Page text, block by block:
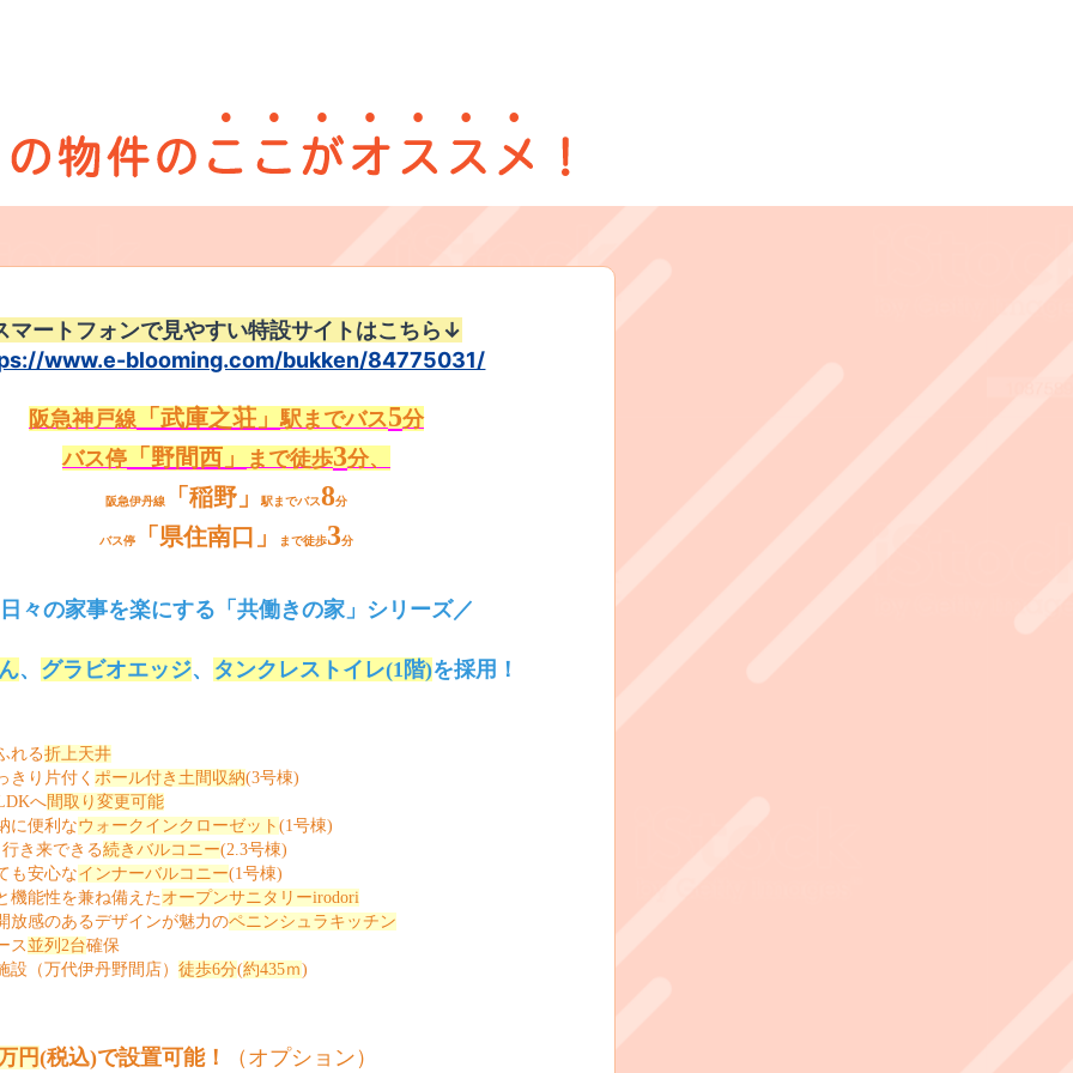
マートフォンで見やすい特設サイトはこちら↓
www.e-blooming.com/bukken/84775031/
阪急神戸線 「武庫之荘」 駅までバス5分
バス停「野間西」 まで徒歩3分、
阪急伊丹線「稲野」 駅までバス8分
バス停「県住南口」 まで徒歩3分
々の家事を楽にする「共働きの家」シリーズ／
、 グラビオエッジ、 タンクレストイレ(1階)を採用！
れる折上天井
きり片付く ポール付き土間収納(3号棟)
へ間取り変更可能
に便利なウォークインクローゼット (1号棟)
き来できる続きバルコニー(2.3号棟)
も安心なインナーバルコニー(1号棟)
機能性を兼ね備えたオープンサニタリーirodori
放感のあるデザインが魅力のペニンシュラキッチン
ス 並列 2台確保
設（万代伊丹野間店） 徒歩6分(約435ｍ)
円(税込)で設置可能！ （オプション）